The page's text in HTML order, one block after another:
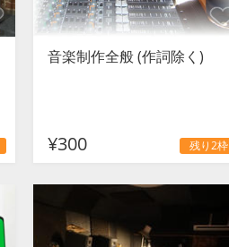
音楽制作全般 (作詞除く)
¥300 残り2枠